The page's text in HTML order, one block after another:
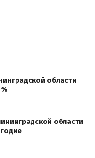
области
области